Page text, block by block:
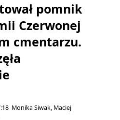
pomnik
Czerwonej
cmentarzu.
Monika Siwak, Maciej